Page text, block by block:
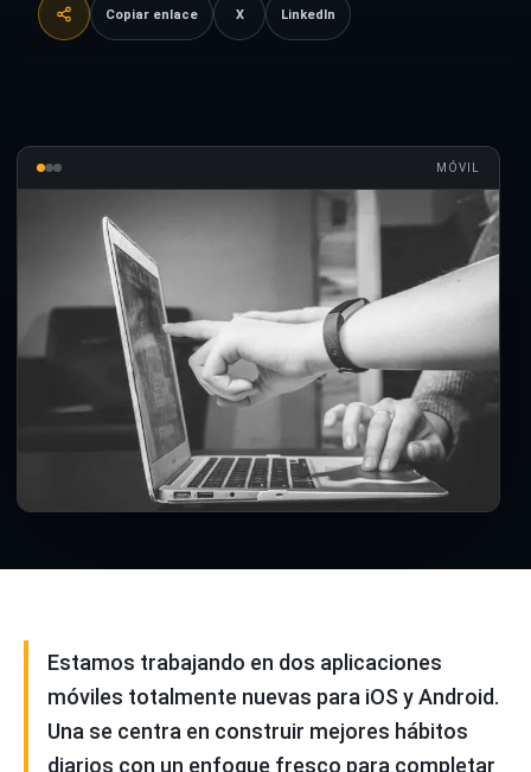
Copiar enlace X LinkedIn
MÓVIL
Estamos trabajando en dos aplicaciones
móviles totalmente nuevas para iOS y Android.
Una se centra en construir mejores hábitos
diarios con un enfoque fresco para completar